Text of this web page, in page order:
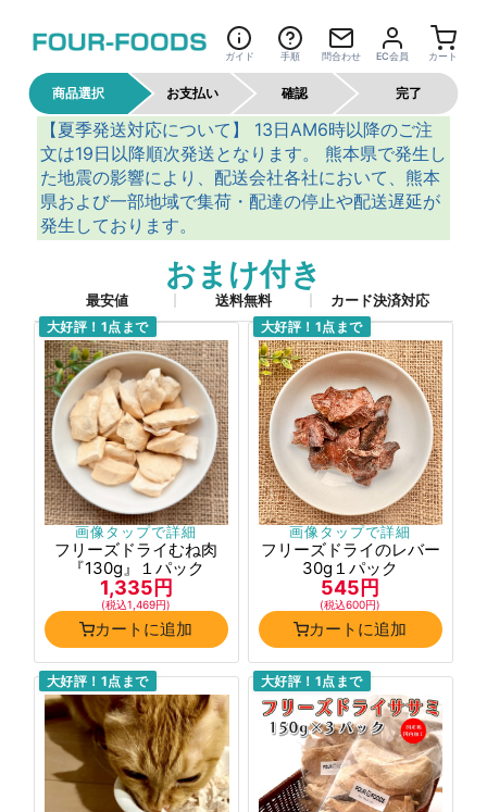
ガイド 手順 問合わせ EC会員 カート
商品選択 お支払い 確認 完了
【夏季発送対応について】 13日AM6時以降のご注
文は19日以降順次発送となります。 熊本県で発生し
た地震の影響により、配送会社各社において、熊本
県および一部地域で集荷・配達の停止や配送遅延が
発生しております。
おまけ付き
最安値 送料無料 カード決済対応
大好評！1点まで
画像タップで詳細
フリーズドライむね肉
『130g』１パック
1,335円
(税込1,469円)
カートに追加
大好評！1点まで
画像タップで詳細
フリーズドライのレバー
30g１パック
545円
(税込600円)
カートに追加
大好評！1点まで 大好評！1点まで